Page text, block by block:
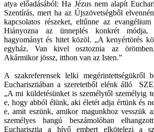
atya előadásából: Ha Jézus nem alapít
Szentírás, mert ha az Újszövetségből
kapcsolatos részeket, eltűnne az evangélium
Hiányozna az ünneplés konkrét módja,
hagyományt és hitet közöl. „A kenyértörés
egyház. Van kivel osztoznia az
Akármikor jössz, itthon van az Isten.”
A szakreferensek lelki megérintettségükről
Eucharisztiában a szeretetből elénk álló
„A mi küldetésünket is személytől személyig
e, hogy abból élünk, aki életét adja értünk és
e, amit eszünk, amikor magunkhoz vesszük
személyes hangú beszámolóban
Eucharisztia a hívő embert elkötelezi a